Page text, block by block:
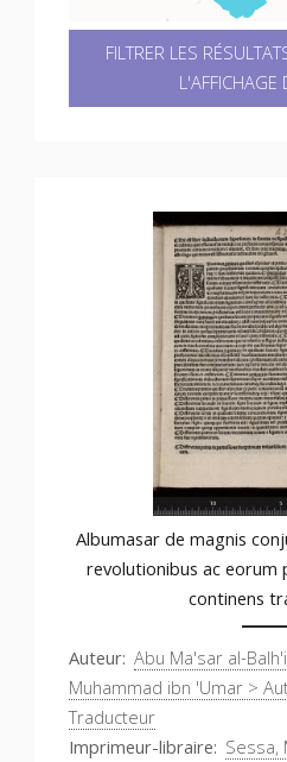
FILTRER LES
L'AFFICHAGE
Albumasar de magnis
revolutionibus ac
continens
Auteur Abu Ma'sar al-
Muhammad ibn 'Umar >
Traducteur
Imprimeur-libraire Sessa,